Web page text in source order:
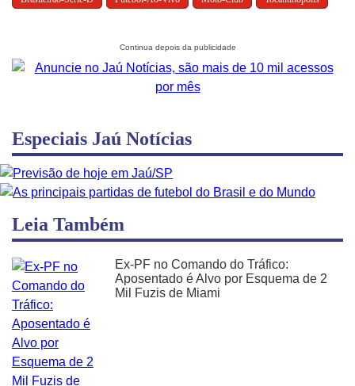
Especiais Jaú Notícias
Leia Também
Ex-PF no Comando do Tráfico:
Aposentado é Alvo por Esquema de 2
Mil Fuzis de Miami